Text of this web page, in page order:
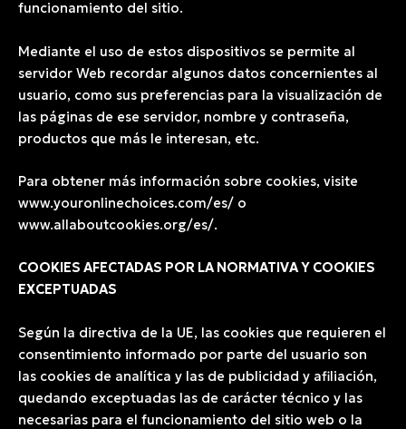
funcionamiento del sitio.
Mediante el uso de estos dispositivos se permite al
servidor Web recordar algunos datos concernientes al
usuario, como sus preferencias para la visualización de
las páginas de ese servidor, nombre y contraseña,
productos que más le interesan, etc.
Para obtener más información sobre cookies, visite
www.youronlinechoices.com/es/ o
www.allaboutcookies.org/es/.
COOKIES AFECTADAS POR LA NORMATIVA Y COOKIES
EXCEPTUADAS
Según la directiva de la UE, las cookies que requieren el
consentimiento informado por parte del usuario son
las cookies de analítica y las de publicidad y afiliación,
quedando exceptuadas las de carácter técnico y las
necesarias para el funcionamiento del sitio web o la